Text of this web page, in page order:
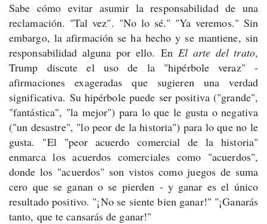
Sabe cómo evitar asumir la responsabilidad de una
reclamación. "Tal vez". "No lo sé." "Ya veremos." Sin
embargo, la afirmación se ha hecho y se mantiene, sin
responsabilidad alguna por ello.En El arte del trato,
Trump discute el uso de la "hipérbole veraz" -
afirmaciones exageradas que sugieren una verdad
significativa. Su hipérbole puede ser positiva ("grande",
"fantástica", "la mejor") para lo que le gusta o negativa
("un desastre", "lo peor de la historia") para lo que no le
gusta. "El "peor acuerdo comercial de la historia"
enmarca los acuerdos comerciales como "acuerdos",
donde los "acuerdos" son vistos como juegos de suma
cero que se ganan o se pierden - y ganar es el único
resultado positivo. "¡No se siente bien ganar!" "¡Ganarás
tanto, que te cansarás de ganar!"